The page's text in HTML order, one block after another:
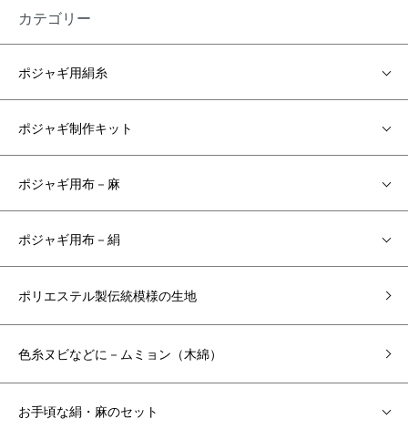
カテゴリー
ポジャギ用絹糸
ポジャギ制作キット
ポジャギ用布－麻
ポジャギ用布－絹
ポリエステル製伝統模様の生地
色糸ヌビなどに－ムミョン（木綿）
お手頃な絹・麻のセット